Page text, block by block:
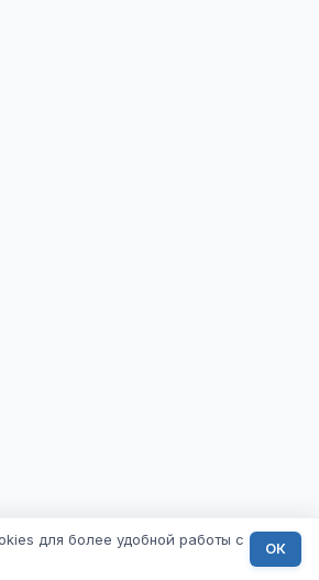
для более удобной работы с
ОК